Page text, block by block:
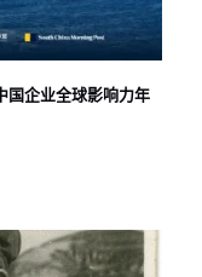
企业全球影响力年